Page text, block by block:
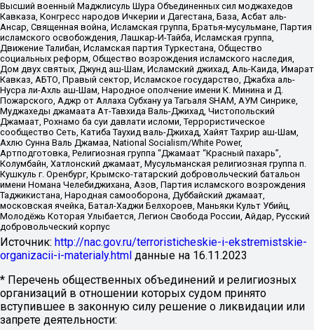
Высший военный Маджлисуль Шура Объединенных сил моджахедов
Кавказа, Конгресс народов Ичкерии и Дагестана, База, Асбат аль-
Ансар, Священная война, Исламская группа, Братья-мусульмане, Партия
исламского освобождения, Лашкар-И-Тайба, Исламская группа,
Движение Талибан, Исламская партия Туркестана, Общество
социальных реформ, Общество возрождения исламского наследия,
Дом двух святых, Джунд аш-Шам, Исламский джихад, Аль-Каида, Имарат
Кавказ, АБТО, Правый сектор, Исламское государство, Джабха аль-
Нусра ли-Ахль аш-Шам, Народное ополчение имени К. Минина и Д.
Пожарского, Аджр от Аллаха Субхану уа Тагьаля SHAM, АУМ Синрике,
Муджахеды джамаата Ат-Тавхида Валь-Джихад, Чистопольский
Джамаат, Рохнамо ба суи давлати исломи, Террористическое
сообщество Сеть, Катиба Таухид валь-Джихад, Хайят Тахрир аш-Шам,
Ахлю Сунна Валь Джамаа, National Socialism/White Power,
Артподготовка, Религиозная группа “Джамаат “Красный пахарь”,
Колумбайн, Хатлонский джамаат, Мусульманская религиозная группа п.
Кушкуль г. Оренбург, Крымско-татарский добровольческий батальон
имени Номана Челебиджихана, Азов, Партия исламского возрождения
Таджикистана, Народная самооборона, Дуббайский джамаат,
московская ячейка, Батал-Хаджи Белхороев, Маньяки Культ Убийц,
Молодёжь Которая Улыбается, Легион Свобода России, Айдар, Русский
добровольческий корпус
Источник: http://nac.gov.ru/terroristicheskie-i-ekstremistskie-
organizacii-i-materialy.html данные на 16.11.2023
* Перечень общественных объединений и религиозных
организаций в отношении которых судом принято
вступившее в законную силу решение о ликвидации или
запрете деятельности: